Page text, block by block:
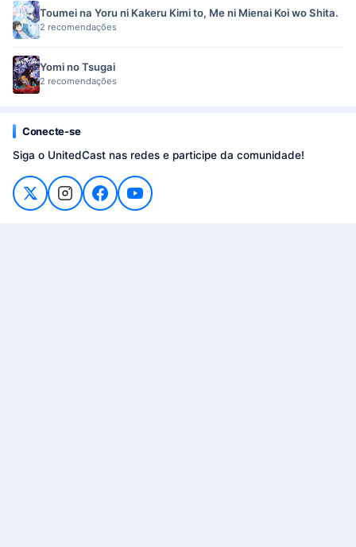
Toumei na Yoru ni Kakeru Kimi to, Me ni Mienai Koi wo Shita.
2 recomendações
Yomi no Tsugai
2 recomendações
Conecte-se
Siga o UnitedCast nas redes e participe da comunidade!